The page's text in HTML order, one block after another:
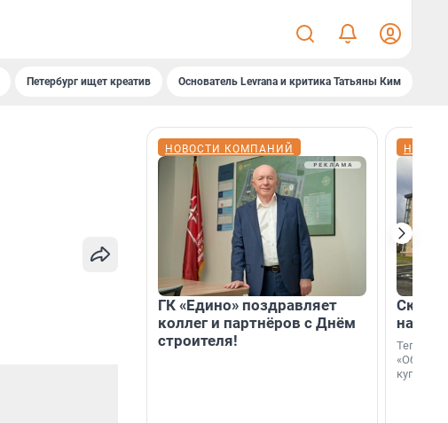
Петербург ищет креатив Основатель Levrana и критика Татьяны Ким
НОВОСТИ КОМПАНИЙ
ГК «Едино» поздравляет
коллег и партнёров с Днём
строителя!
на
Теперь
купить